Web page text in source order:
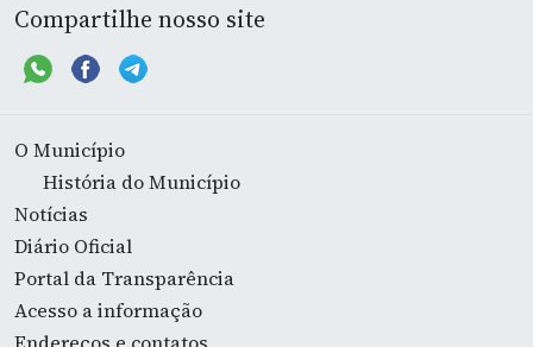
Compartilhe nosso site
O Município
História do Município
Notícias
Diário Oficial
Portal da Transparência
Acesso a informação